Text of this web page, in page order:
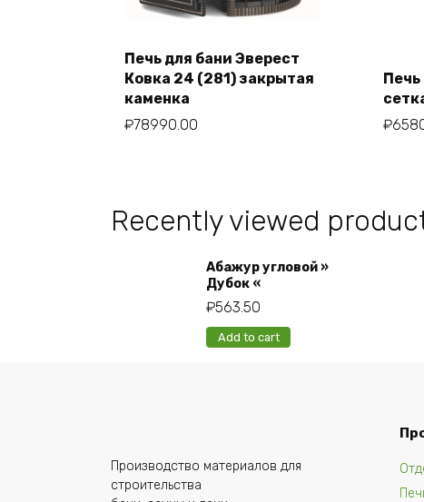
Add to cart
Печь для бани Эверест
Ковка 24 (281) закрытая
каменка
₽78990.00
Печь
₽
Recently viewed
Абажур угловой »
Дубок «
₽563.50
Add to cart
Производство материалов для
строительства